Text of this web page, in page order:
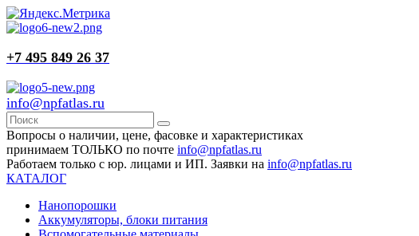
+7 495 849 26 37
info@npfatlas.ru
Вопросы о наличии, цене, фасовке и характеристиках
принимаем ТОЛЬКО по почте info@npfatlas.ru
Работаем только с юр. лицами и ИП. Заявки на info@npfatlas.ru
КАТАЛОГ
Нанопорошки
Аккумуляторы, блоки питания